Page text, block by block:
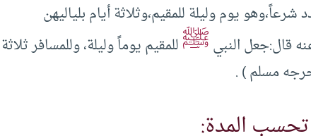
يوم وليلة للمقيم،وثلاثة أيام بلياليهن
قال:جعل النبيﷺللمقيم يوماً وليلة، وللمسافر ثلاثة
مسلم ) .
المدة: